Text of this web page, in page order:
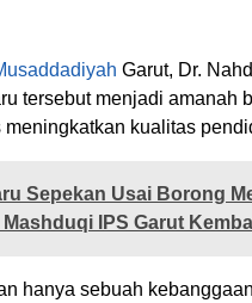
Garut, Dr.
tersebut menjadi amanah
kualitas
Sepekan Usai Borong
IPS Garut
hanya sebuah